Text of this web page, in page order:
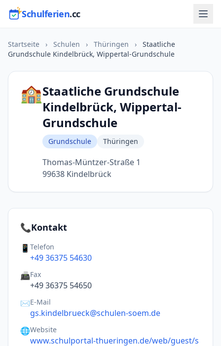
Schulferien.cc
Startseite › Schulen › Thüringen ›
Staatliche
Grundschule Kindelbrück, Wippertal-Grundschule
🏫Staatliche Grundschule
Kindelbrück, Wippertal-
Grundschule
Grundschule Thüringen
Thomas-Müntzer-Straße 1
99638 Kindelbrück
📞Kontakt
📱 Telefon
+49 36375 54630
📠Fax
+49 36375 54650
✉️E-Mail
gs.kindelbrueck@schulen-soem.de
🌐Website
www.schulportal-thueringen.de/web/guest/s